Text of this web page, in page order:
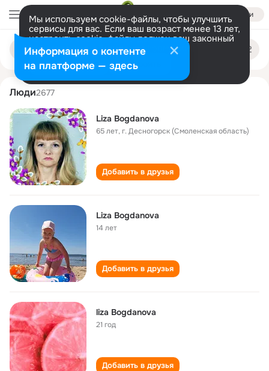
Войти
Мы используем cookie-файлы, чтобы улучшить
сервисы для вас. Если ваш возраст менее 13 лет,
настроить cookie-файлы должен ваш законный
представитель. Больше информации
Разрешить все Настроить
Поиск
людям
liza bogdanova
Люди2677
Liza Bogdanova
65 лет,г. Десногорск (Смоленская область)
Добавить в друзья
Liza Bogdanova
14 лет
Добавить в друзья
liza Bogdanova
21 год
Добавить в друзья
Информация о контенте
на платформе — здесь